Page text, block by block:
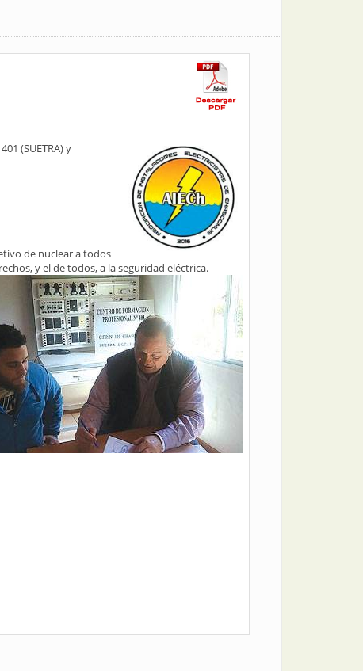
(SUETRA) y
de nuclear a todos
y el de todos, a la seguridad eléctrica.